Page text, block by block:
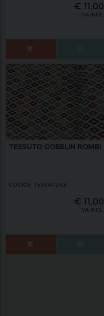
€ 11,00
IVA INCL.
TESSUTO GOBELIN ROMBI
CODICE: TESSAR263
€ 11,00
IVA INCL.